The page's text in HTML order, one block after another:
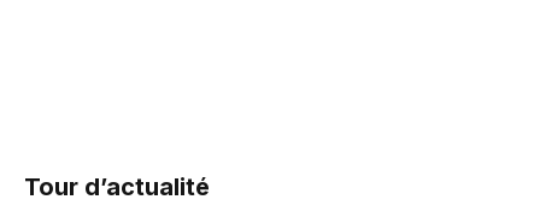
Tour d’actualité